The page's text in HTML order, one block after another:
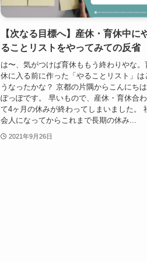
【次なる目標へ】産休・育休中に
ることリストをやってみての反省
は〜、気がつけば育休ももう終わりやな。
休に入る前に作った「やることリスト」は
うなったかな？ 京都の片隅からこんにちは
ぽっぽです。 早いもので、産休・育休合
て4ヶ月の休みが終わってしまいました。
会人になってからこれまで長期の休み...
2021年9月26日